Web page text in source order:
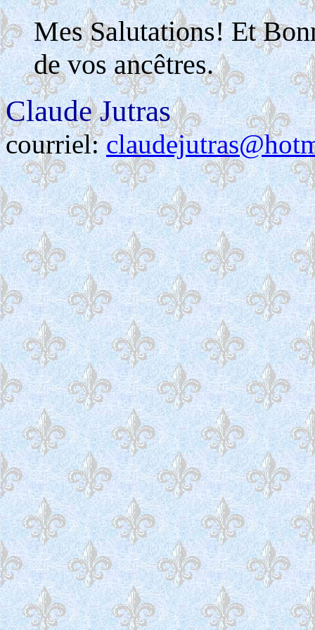
Mes Salutations! Et
de vos ancêtres.
Claude Jutras
courriel: